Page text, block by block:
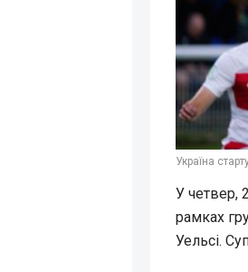
Україна
У четвер,
рамках
Уельсі.